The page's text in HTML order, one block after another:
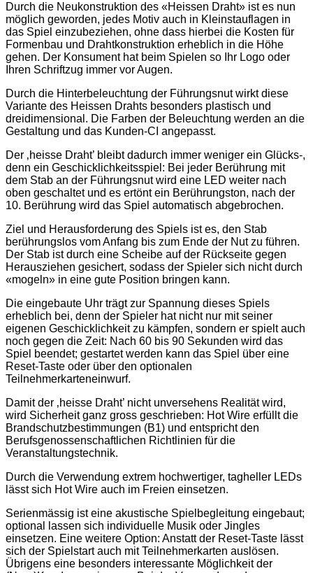
Durch die Neukonstruktion des «Heissen Draht» ist es nun
möglich geworden, jedes Motiv auch in Kleinstauflagen in
das Spiel einzubeziehen, ohne dass hierbei die Kosten für
Formenbau und Drahtkonstruktion erheblich in die Höhe
gehen. Der Konsument hat beim Spielen so Ihr Logo oder
Ihren Schriftzug immer vor Augen.
Durch die Hinterbeleuchtung der Führungsnut wirkt diese
Variante des Heissen Drahts besonders plastisch und
dreidimensional. Die Farben der Beleuchtung werden an die
Gestaltung und das Kunden-CI angepasst.
Der ‚heisse Draht’ bleibt dadurch immer weniger ein Glücks-,
denn ein Geschicklichkeitsspiel: Bei jeder Berührung mit
dem Stab an der Führungsnut wird eine LED weiter nach
oben geschaltet und es ertönt ein Berührungston, nach der
10. Berührung wird das Spiel automatisch abgebrochen.
Ziel und Herausforderung des Spiels ist es, den Stab
berührungslos vom Anfang bis zum Ende der Nut zu führen.
Der Stab ist durch eine Scheibe auf der Rückseite gegen
Herausziehen gesichert, sodass der Spieler sich nicht durch
«mogeln» in eine gute Position bringen kann.
Die eingebaute Uhr trägt zur Spannung dieses Spiels
erheblich bei, denn der Spieler hat nicht nur mit seiner
eigenen Geschicklichkeit zu kämpfen, sondern er spielt auch
noch gegen die Zeit: Nach 60 bis 90 Sekunden wird das
Spiel beendet; gestartet werden kann das Spiel über eine
Reset-Taste oder über den optionalen
Teilnehmerkarteneinwurf.
Damit der ‚heisse Draht’ nicht unversehens Realität wird,
wird Sicherheit ganz gross geschrieben: Hot Wire erfüllt die
Brandschutzbestimmungen (B1) und entspricht den
Berufsgenossenschaftlichen Richtlinien für die
Veranstaltungstechnik.
Durch die Verwendung extrem hochwertiger, tagheller LEDs
lässt sich Hot Wire auch im Freien einsetzen.
Serienmässig ist eine akustische Spielbegleitung eingebaut;
optional lassen sich individuelle Musik oder Jingles
einsetzen. Eine weitere Option: Anstatt der Reset-Taste lässt
sich der Spielstart auch mit Teilnehmerkarten auslösen.
Übrigens eine besonders interessante Möglichkeit der